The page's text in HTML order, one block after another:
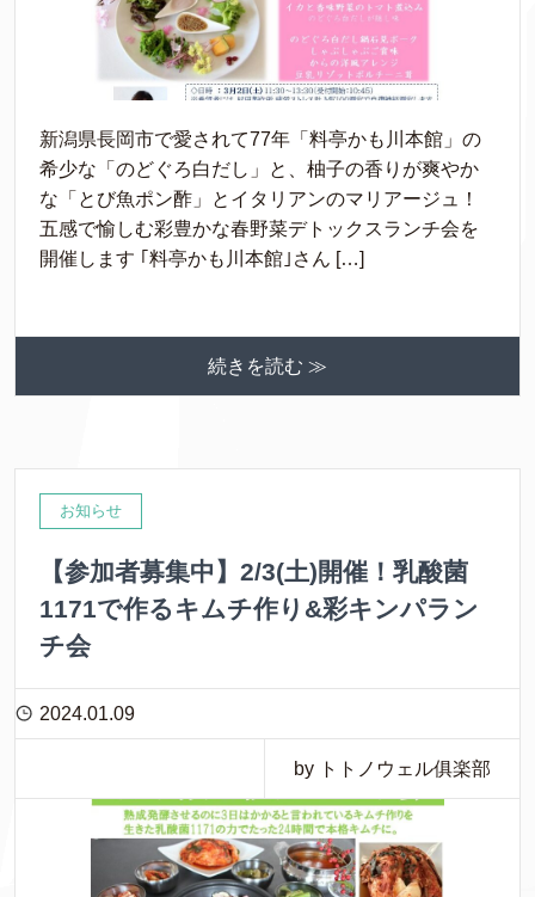
新潟県長岡市で愛されて77年「料亭かも川本館」の
希少な「のどぐろ白だし」と、柚子の香りが爽やか
な「とび魚ポン酢」とイタリアンのマリアージュ！
五感で愉しむ彩豊かな春野菜デトックスランチ会を
開催します ｢料亭かも川本館｣さん […]
続きを読む ≫
お知らせ
【参加者募集中】2/3(土)開催！乳酸菌
1171で作るキムチ作り&彩キンパラン
チ会
2024.01.09
by トトノウェル俱楽部